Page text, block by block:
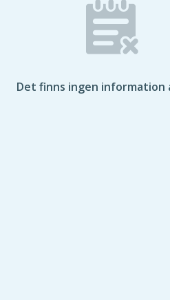
Det finns ingen information